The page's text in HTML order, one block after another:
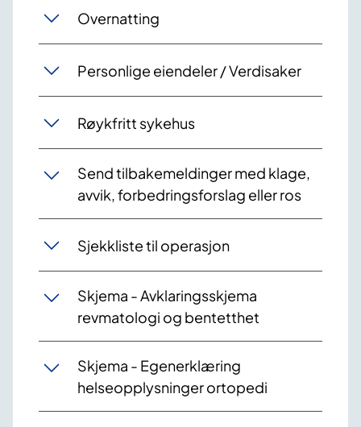
Overnatting
Personlige eiendeler / Verdisaker
Røykfritt sykehus
Send tilbakemeldinger med klage,
avvik, forbedringsforslag eller ros
Sjekkliste til operasjon
Skjema - Avklaringsskjema
revmatologi og bentetthet
Skjema - Egenerklæring
helseopplysninger ortopedi